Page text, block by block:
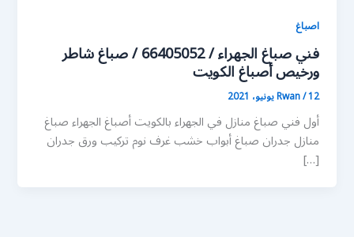
اصباغ
فني صباغ الجهراء / 66405052 / صباغ شاطر
ورخيص أصباغ الكويت
Rwan/12 يونيو، 2021
أول فني صباغ منازل في الجهراء بالكويت أصباغ الجهراء صباغ
منازل جدران صباغ أبواب خشب غرف نوم تركيب ورق جدران
[…]